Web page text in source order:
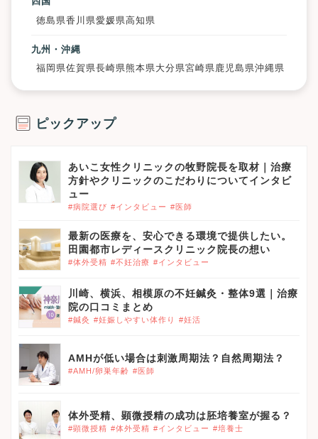
徳島県香川県愛媛県高知県
九州・沖縄
福岡県佐賀県長崎県熊本県大分県宮崎県鹿児島県沖縄県
ピックアップ
あいこ女性クリニックの牧野院長を取材｜治療
方針やクリニックのこだわりについてインタビ
ュー
#病院選び #インタビュー #医師
最新の医療を、安心できる環境で提供したい。
田園都市レディースクリニック院長の想い
#体外受精 #不妊治療 #インタビュー
川崎、横浜、相模原の不妊鍼灸・整体9選｜治療
院の口コミまとめ
#鍼灸 #妊娠しやすい体作り #妊活
AMHが低い場合は刺激周期法？自然周期法？
#AMH/卵巣年齢 #医師
体外受精、顕微授精の成功は胚培養室が握る？
#顕微授精 #体外受精 #インタビュー #培養士